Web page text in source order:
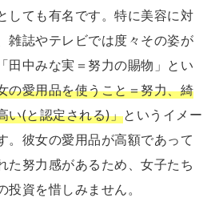
しても有名です。特に美容に対
雑誌やテレビでは度々その姿が
田中みな実＝努力の賜物」とい
の愛用品を使うこと＝努力、綺
い(と認定される)」というイメー
。彼女の愛用品が高額であって
た努力感があるため、女子たち
資を惜しみません。